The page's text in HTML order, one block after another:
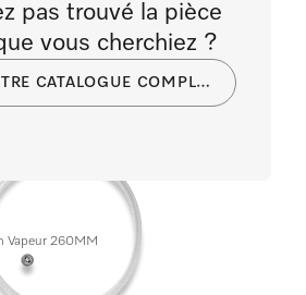
Vapeur 260MM
pas trouvé la pièce
vous cherchiez ?
VISITEZ NOTRE CATALOGUE COMPLET